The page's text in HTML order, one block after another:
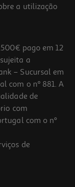
a utilização
pago em 12
a
– Sucursal em
com o nº 881. A
de
com
com o nº
de